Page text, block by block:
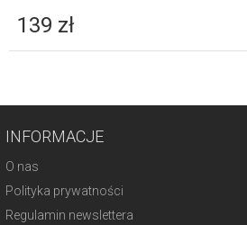
139 zł
INFORMACJE
O nas
Polityka prywatności
Regulamin newslettera